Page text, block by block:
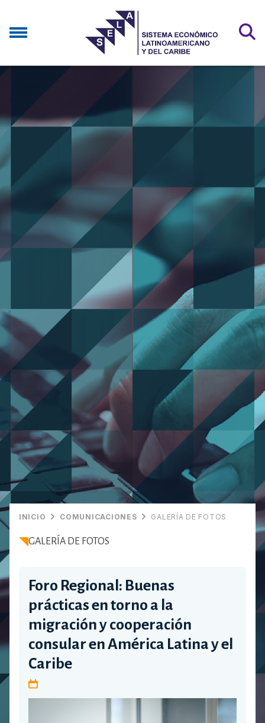
INICIO COMUNICACIONES GALERÍA DE FOTOS
GALERÍA DE FOTOS
Foro Regional: Buenas
prácticas en torno a la
migración y cooperación
consular en América Latina y el
Caribe